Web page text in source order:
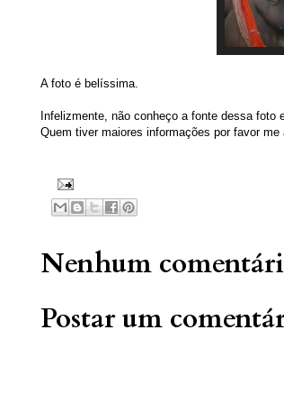
A foto é belíssima.
Infelizmente, não conheço a fonte dessa foto
Quem tiver maiores informações por favor me
Nenhum
Postar um